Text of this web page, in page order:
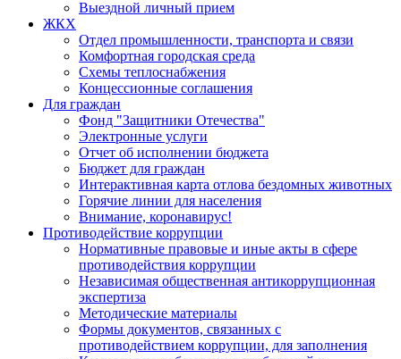
Выездной личный прием
ЖКХ
Отдел промышленности, транспорта и связи
Комфортная городская среда
Схемы теплоснабжения
Концессионные соглашения
Для граждан
Фонд "Защитники Отечества"
Электронные услуги
Отчет об исполнении бюджета
Бюджет для граждан
Интерактивная карта отлова бездомных животных
Горячие линии для населения
Внимание, коронавирус!
Противодействие коррупции
Нормативные правовые и иные акты в сфере
противодействия коррупции
Независимая общественная антикоррупционная
экспертиза
Методические материалы
Формы документов, связанных с
противодействием коррупции, для заполнения